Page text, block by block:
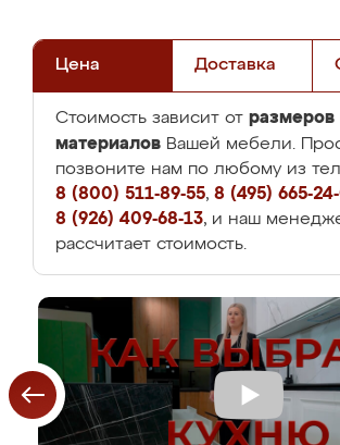
Цена Доставка
Стоимость зависит от размеров
материалов Вашей мебели.
позвоните нам по любому из
8 (800) 511-89-55, 8 (495) 665-
8 (926) 409-68-13, и наш
рассчитает стоимость.